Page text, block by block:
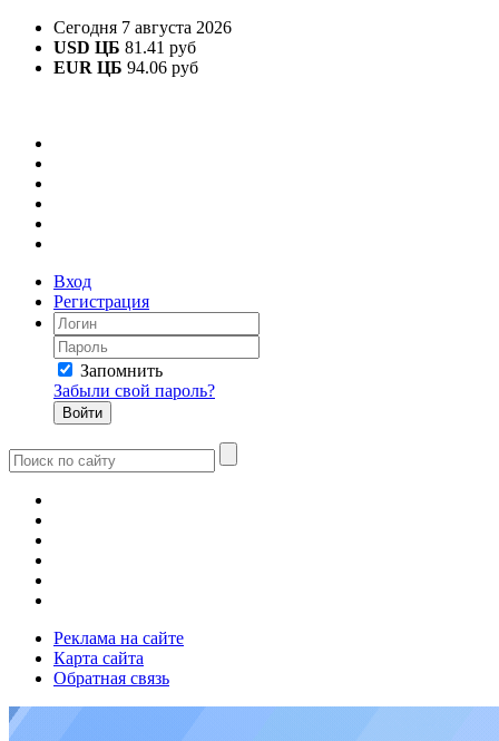
Сегодня 7 августа 2026
USD ЦБ 81.41 руб
EUR ЦБ 94.06 руб
Вход
Регистрация
Запомнить
Забыли свой пароль?
Реклама на сайте
Карта сайта
Обратная связь